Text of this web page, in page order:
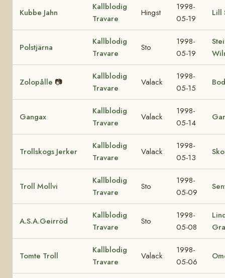
Kubbe Jahn
Kallblodig
Travare
Hingst
1998-
05-19
Lill
Polstjärna
Kallblodig
Travare
Sto
1998-
05-19
Zolopålle 📷
Kallblodig
Travare
Valack
1998-
05-15
Gangax
Kallblodig
Travare
Valack
1998-
05-14
Trollskogs Jerker
Kallblodig
Travare
Valack
1998-
05-13
Troll Mollvi
Kallblodig
Travare
Sto
1998-
05-09
A.S.A.Geirröd
Kallblodig
Travare
Sto
1998-
05-08
Tomte Troll
Kallblodig
Travare
Valack
1998-
05-06